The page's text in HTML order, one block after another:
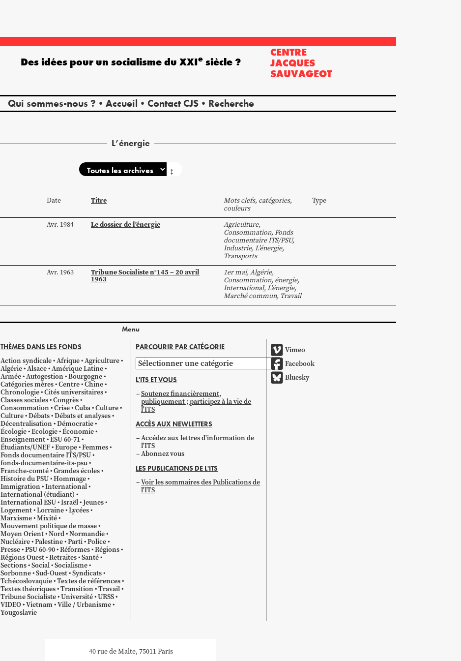
CENTRE
JACQUES
SAUVAGEOT
Qui sommes-nous ? Accueil Contact CJS Recherche
Des idées pour un socialisme du XXIe siècle ?
L’énergie
↕
Date Titre
Mots clefs, catégories,
couleurs
Type
Avr. 1984 Le dossier de l’énergie Agriculture,
Consommation, Fonds
documentaire ITS/PSU,
Industrie, L’énergie,
Transports
Avr. 1963 Tribune Socialiste n°145 – 20 avril
1963
1er mai, Algérie,
Consommation, énergie,
International, L’énergie,
Marché commun, Travail
Menu
THÈMES DANS LES FONDS
Action syndicale Afrique Agriculture
Algérie Alsace Amérique Latine
Armée Autogestion Bourgogne
Catégories mères Centre Chine
Chronologie Cités universitaires
Classes sociales Congrès
Consommation Crise Cuba Culture
Culture Débats Débats et analyses
Décentralisation Démocratie
Écologie Ecologie Économie
Enseignement ESU 60-71
Étudiants/UNEF Europe Femmes
Fonds documentaire ITS/PSU
fonds-documentaire-its-psu
Franche-comté Grandes écoles
Histoire du PSU Hommage
Immigration International
International (étudiant)
International ESU Israël Jeunes
Logement Lorraine Lycées
Marxisme Mixité
Mouvement politique de masse
Moyen Orient Nord Normandie
Nucléaire Palestine Parti Police
Presse PSU 60-90 Réformes Régions
Régions Ouest Retraites Santé
Sections Social Socialisme
Sorbonne Sud-Ouest Syndicats
Tchécoslovaquie Textes de références
Textes théoriques Transition Travail
Tribune Socialiste Université URSS
VIDEO Vietnam Ville / Urbanisme
Yougoslavie
PARCOURIR PAR CATÉGORIE
Parcourir
par
catégorie
L'ITS ET VOUS
Soutenez financièrement,
publiquement ; participez à la vie de
l'ITS
ACCÈS AUX NEWLETTERS
Accédez aux lettres d'information de
l'ITS
Abonnez vous
LES PUBLICATIONS DE L'ITS
Voir les sommaires des Publications de
l'ITS
Vimeo
Facebook
Bluesky
40 rue de Malte, 75011 Paris